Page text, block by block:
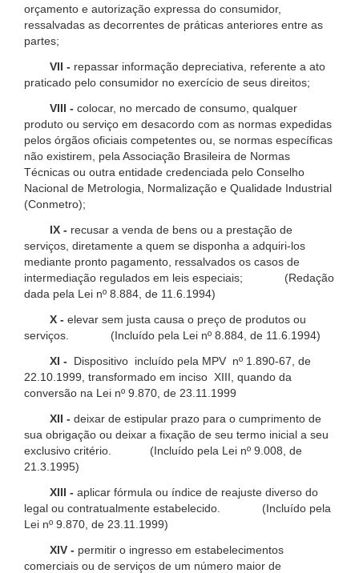
orçamento e autorização expressa do consumidor,
ressalvadas as decorrentes de práticas anteriores entre as
partes;
VII - repassar informação depreciativa, referente a ato
praticado pelo consumidor no exercício de seus direitos;
VIII - colocar, no mercado de consumo, qualquer
produto ou serviço em desacordo com as normas expedidas
pelos órgãos oficiais competentes ou, se normas específicas
não existirem, pela Associação Brasileira de Normas
Técnicas ou outra entidade credenciada pelo Conselho
Nacional de Metrologia, Normalização e Qualidade Industrial
(Conmetro);
IX - recusar a venda de bens ou a prestação de
serviços, diretamente a quem se disponha a adquiri-los
mediante pronto pagamento, ressalvados os casos de
intermediação regulados em leis especiais; (Redação
dada pela Lei nº 8.884, de 11.6.1994)
X - elevar sem justa causa o preço de produtos ou
serviços. (Incluído pela Lei nº 8.884, de 11.6.1994)
XI -
Dispositivo incluído pela MPV nº 1.890-67, de
22.10.1999, transformado em inciso XIII, quando da
conversão na Lei nº 9.870, de 23.11.1999
XII - deixar de estipular prazo para o cumprimento de
sua obrigação ou deixar a fixação de seu termo inicial a seu
exclusivo critério. (Incluído pela Lei nº 9.008, de
21.3.1995)
XIII - aplicar fórmula ou índice de reajuste diverso do
legal ou contratualmente estabelecido. (Incluído pela
Lei nº 9.870, de 23.11.1999)
XIV - permitir o ingresso em estabelecimentos
comerciais ou de serviços de um número maior de